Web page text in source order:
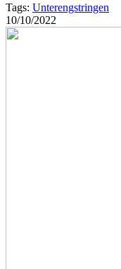
Tags: Unterengstringen
10/10/2022